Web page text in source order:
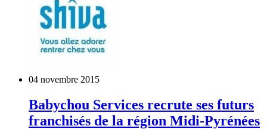
04 novembre 2015
Babychou Services recrute ses futurs
franchisés de la région Midi-Pyrénées